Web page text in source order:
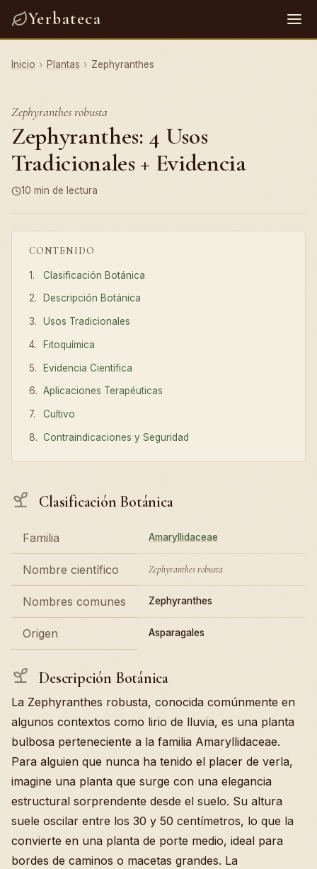
Yerbateca
Inicio › Plantas › Zephyranthes
Zephyranthes robusta
Zephyranthes: 4 Usos
Tradicionales + Evidencia
10 min de lectura
CONTENIDO
Clasificación Botánica
Descripción Botánica
Usos Tradicionales
Fitoquímica
Evidencia Científica
Aplicaciones Terapéuticas
Cultivo
Contraindicaciones y Seguridad
Clasificación Botánica
Familia Amaryllidaceae
Nombre científico Zephyranthes robusta
Nombres comunes Zephyranthes
Origen Asparagales
Descripción Botánica
La Zephyranthes robusta, conocida comúnmente en
algunos contextos como lirio de lluvia, es una planta
bulbosa perteneciente a la familia Amaryllidaceae.
Para alguien que nunca ha tenido el placer de verla,
imagine una planta que surge con una elegancia
estructural sorprendente desde el suelo. Su altura
suele oscilar entre los 30 y 50 centímetros, lo que la
convierte en una planta de porte medio, ideal para
bordes de caminos o macetas grandes. La